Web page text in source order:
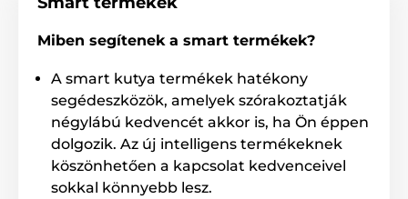
Automata szórakoztató játék bárhova
Az interaktív játék az állítható távolságnak és az
elemes működésnek köszönhetően minden területre
alkalmas. Használhatja otthonában vagy a 6 db C Cell
típusú elemnek köszönhetően bárhová magával
viheti. Az iFetch automata játék, melynek kezelése
Miben segítenek a smart termékek?
A smart kutya termékek hatékony
segédeszközök, amelyek szórakoztatják
négylábú kedvencét akkor is, ha Ön éppen
dolgozik. Az új intelligens termékeknek
köszönhetően a kapcsolat kedvenceivel
sokkal könnyebb lesz.